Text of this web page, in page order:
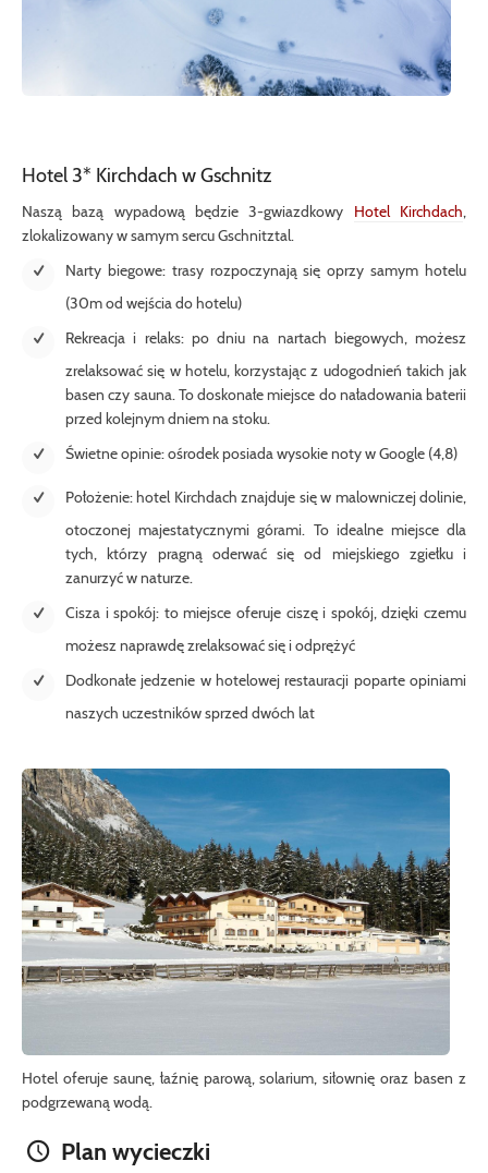
Hotel 3* Kirchdach w Gschnitz
Naszą bazą wypadową będzie 3-gwiazdkowy Hotel Kirchdach,
zlokalizowany w samym sercu Gschnitztal.
Narty biegowe: trasy rozpoczynają się oprzy samym hotelu
(30m od wejścia do hotelu)
Rekreacja i relaks: po dniu na nartach biegowych, możesz
zrelaksować się w hotelu, korzystając z udogodnień takich jak
basen czy sauna. To doskonałe miejsce do naładowania baterii
przed kolejnym dniem na stoku.
Świetne opinie: ośrodek posiada wysokie noty w Google (4,8)
Położenie: hotel Kirchdach znajduje się w malowniczej dolinie,
otoczonej majestatycznymi górami. To idealne miejsce dla
tych, którzy pragną oderwać się od miejskiego zgiełku i
zanurzyć w naturze.
Cisza i spokój: to miejsce oferuje ciszę i spokój, dzięki czemu
możesz naprawdę zrelaksować się i odprężyć
Dodkonałe jedzenie w hotelowej restauracji poparte opiniami
naszych uczestników sprzed dwóch lat
Hotel oferuje saunę, łaźnię parową, solarium, siłownię oraz basen z
podgrzewaną wodą.
Plan wycieczki